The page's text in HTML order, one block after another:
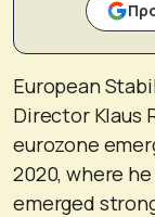
European
Director Klaus
eurozone
2020, where
emerged